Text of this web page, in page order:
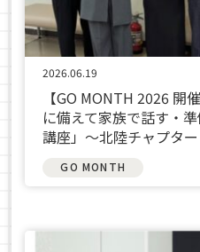
2026.06.19
【GO MONTH 2026 開
に備えて家族で話す・
講座」～北陸チャプター
GO MONTH